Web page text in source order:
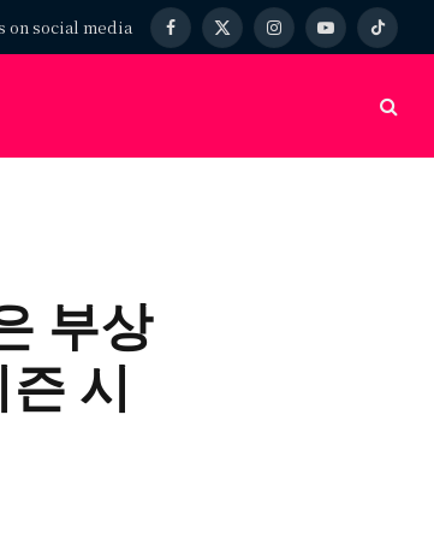
on social media Facebook
X
InstagramYouTubeTikTok
부상
시